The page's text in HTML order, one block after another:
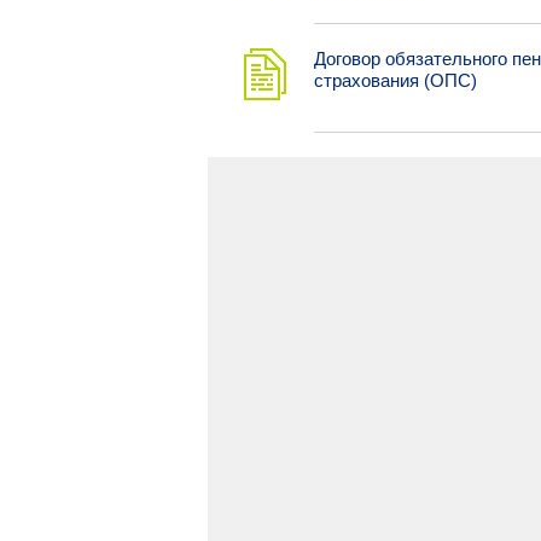
Договор обязательного
страхования (ОПС)